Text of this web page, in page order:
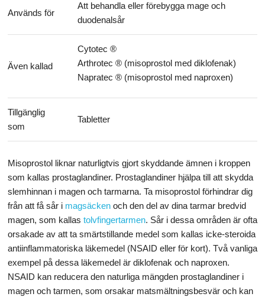
Används för
Att behandla eller förebygga mage och
duodenalsår
Även kallad
Cytotec ®
Arthrotec ® (misoprostol med diklofenak)
Napratec ® (misoprostol med naproxen)
Tillgänglig
som
Tabletter
Misoprostol liknar naturligtvis gjort skyddande ämnen i kroppen
som kallas prostaglandiner. Prostaglandiner hjälpa till att skydda
slemhinnan i magen och tarmarna. Ta misoprostol förhindrar dig
från att få sår i magsäcken och den del av dina tarmar bredvid
magen, som kallas tolvfingertarmen. Sår i dessa områden är ofta
orsakade av att ta smärtstillande medel som kallas icke-steroida
antiinflammatoriska läkemedel (NSAID eller för kort). Två vanliga
exempel på dessa läkemedel är diklofenak och naproxen.
NSAID kan reducera den naturliga mängden prostaglandiner i
magen och tarmen, som orsakar matsmältningsbesvär och kan